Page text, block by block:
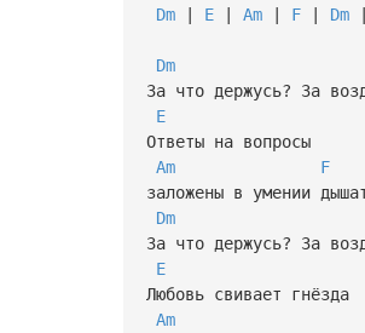
Dm| E| Am| F| Dm
Dm
За что держусь? За
E
Ответы на вопросы
Am
F
заложены в умении
Dm
За что держусь? За
E
Любовь свивает гнёзда
Am